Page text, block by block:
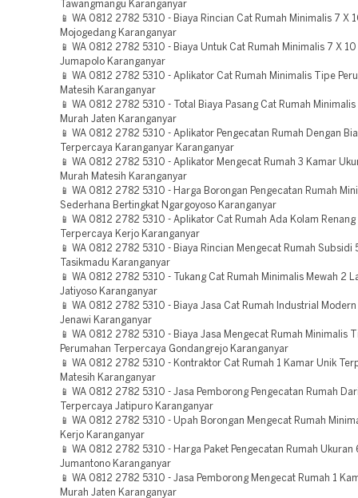
Tawangmangu Karanganyar
📱 WA 0812 2782 5310 - Biaya Rincian Cat Rumah Minimalis 7 X
Mojogedang Karanganyar
📱 WA 0812 2782 5310 - Biaya Untuk Cat Rumah Minimalis 7 X
Jumapolo Karanganyar
📱 WA 0812 2782 5310 - Aplikator Cat Rumah Minimalis Tipe
Matesih Karanganyar
📱 WA 0812 2782 5310 - Total Biaya Pasang Cat Rumah
Murah Jaten Karanganyar
📱 WA 0812 2782 5310 - Aplikator Pengecatan Rumah Dengan
Terpercaya Karanganyar Karanganyar
📱 WA 0812 2782 5310 - Aplikator Mengecat Rumah 3 Kamar
Murah Matesih Karanganyar
📱 WA 0812 2782 5310 - Harga Borongan Pengecatan Rumah
Sederhana Bertingkat Ngargoyoso Karanganyar
📱 WA 0812 2782 5310 - Aplikator Cat Rumah Ada Kolam Renang
Terpercaya Kerjo Karanganyar
📱 WA 0812 2782 5310 - Biaya Rincian Mengecat Rumah Subsidi
Tasikmadu Karanganyar
📱 WA 0812 2782 5310 - Tukang Cat Rumah Minimalis Mewah 2
Jatiyoso Karanganyar
📱 WA 0812 2782 5310 - Biaya Jasa Cat Rumah Industrial
Jenawi Karanganyar
📱 WA 0812 2782 5310 - Biaya Jasa Mengecat Rumah Minimalis
Perumahan Terpercaya Gondangrejo Karanganyar
📱 WA 0812 2782 5310 - Kontraktor Cat Rumah 1 Kamar Unik
Matesih Karanganyar
📱 WA 0812 2782 5310 - Jasa Pemborong Pengecatan Rumah
Terpercaya Jatipuro Karanganyar
📱 WA 0812 2782 5310 - Upah Borongan Mengecat Rumah
Kerjo Karanganyar
📱 WA 0812 2782 5310 - Harga Paket Pengecatan Rumah Ukuran
Jumantono Karanganyar
📱 WA 0812 2782 5310 - Jasa Pemborong Mengecat Rumah 1
Murah Jaten Karanganyar